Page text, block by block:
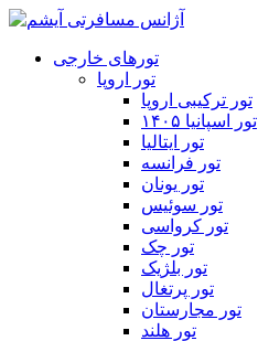
تورهای خارجی
تور اروپا
تور ترکیبی اروپا
تور اسپانیا ۱۴۰۵
تور ایتالیا
تور فرانسه
تور یونان
تور سوئیس
تور کرواسی
تور چک
تور بلژیک
تور پرتغال
تور مجارستان
تور هلند